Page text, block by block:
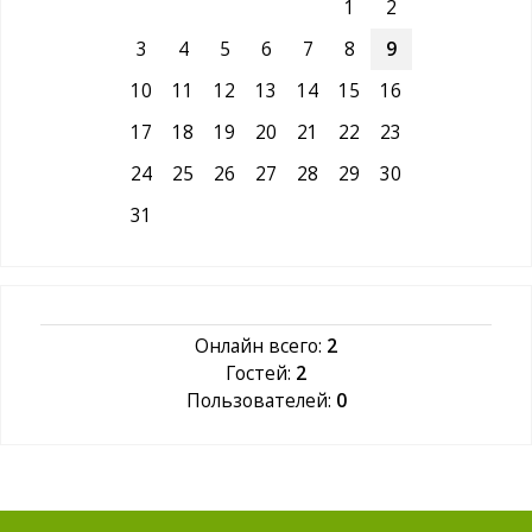
1
2
3
4 5 6 7 8
9
10
11 12 13 14 15
16
17
18 19 20 21 22
23
24
25 26 27 28 29
30
31
Онлайн всего: 2
Гостей: 2
Пользователей: 0